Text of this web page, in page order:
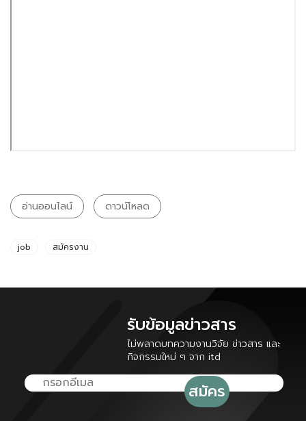
อ่านออนไลน์ ดาวน์โหลด
job สมัครงาน
รับข้อมูลข่าวสาร
ไม่พลาดบทความงานวิจัย ข่าวสาร และ
กิจกรรมใหม่ ๆ จาก itd